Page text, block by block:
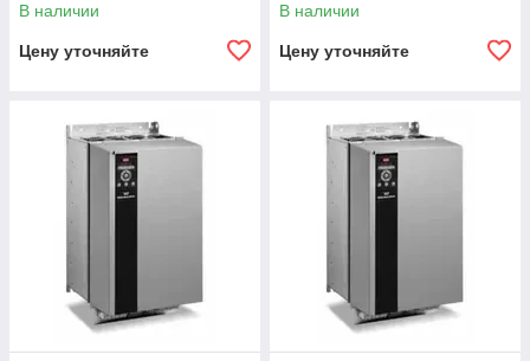
В наличии
Цену уточняйте
В наличии
Цену уточняйте